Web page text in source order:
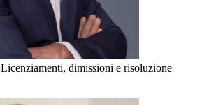
Licenziamenti, dimissioni e risoluzione